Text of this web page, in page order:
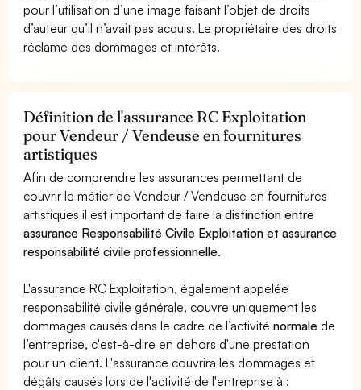
pour l’utilisation d’une image faisant l’objet de droits
d’auteur qu’il n’avait pas acquis. Le propriétaire des droits
réclame des dommages et intérêts.
Définition de l'assurance RC Exploitation
pour Vendeur / Vendeuse en fournitures
artistiques
Afin de comprendre les assurances permettant de
couvrir le métier de Vendeur / Vendeuse en fournitures
artistiques il est important de faire ladistinction entre
assurance Responsabilité Civile Exploitation et assurance
responsabilité civile professionnelle.
L'assurance RC Exploitation, également appelée
responsabilité civile générale, couvre uniquement les
dommages causés dans le cadre de l’activiténormale de
l’entreprise, c'est-à-dire en dehors d'une prestation
pour un client. L'assurance couvrira les dommages et
dégâts causés lors de l'activité de l'entreprise à :